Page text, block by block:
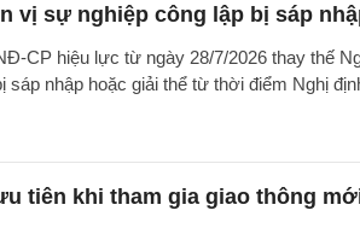
vị sự nghiệp công lập bị sáp
CP hiệu lực từ ngày 28/7/2026 thay thế
sáp nhập hoặc giải thể từ thời điểm Nghị
tiên khi tham gia giao thông